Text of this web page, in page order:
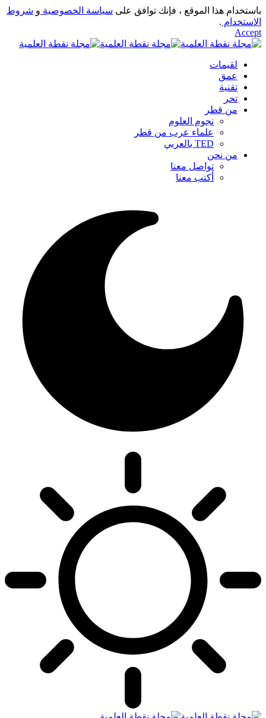
باستخدام هذا الموقع ، فإنك توافق على سياسة الخصوصية و شروط
الاستخدام .
Accept
لقيمات
عمق
تقنية
تحر
من قطر
نجوم العلوم
علماء عرب من قطر
TED بالعربي
من نحن
تواصل معنا
أكتب معنا